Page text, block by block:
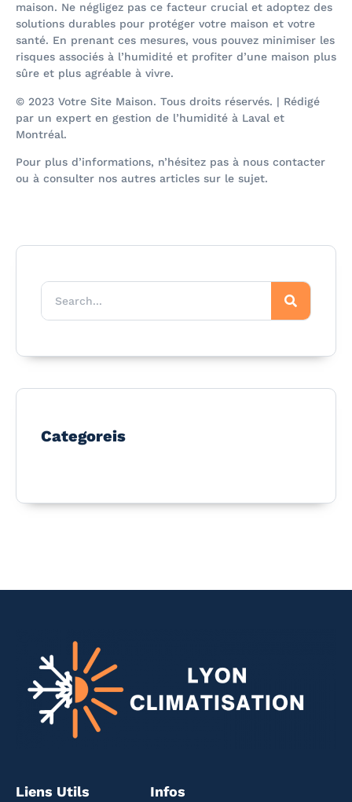
maison. Ne négligez pas ce facteur crucial et adoptez des
solutions durables pour protéger votre maison et votre
santé. En prenant ces mesures, vous pouvez minimiser les
risques associés à l’humidité et profiter d’une maison plus
sûre et plus agréable à vivre.
© 2023 Votre Site Maison. Tous droits réservés. | Rédigé
par un expert en gestion de l’humidité à Laval et
Montréal.
Pour plus d’informations, n’hésitez pas à nous contacter
ou à consulter nos autres articles sur le sujet.
Categoreis
Liens Utils Infos